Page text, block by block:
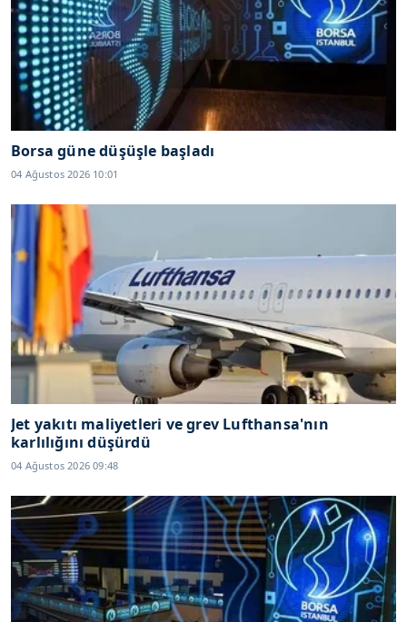
Borsa güne düşüşle başladı
04 Ağustos 2026 10:01
Jet yakıtı maliyetleri ve grev Lufthansa'nın
karlılığını düşürdü
04 Ağustos 2026 09:48